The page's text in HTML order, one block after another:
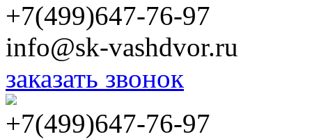
+7(499)647-76-97
info@sk-vashdvor.ru
заказать звонок
+7(499)647-76-97